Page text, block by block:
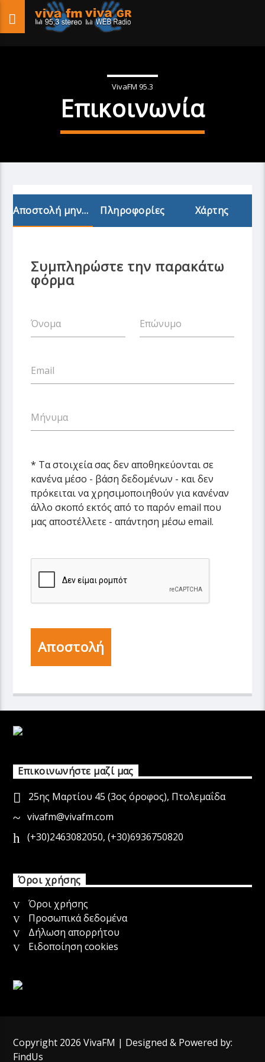
VivaFM 95.3
Επικοινωνία
Αποστολή μηνύματος Πληροφορίες Χάρτης
Συμπληρώστε την παρακάτω
φόρμα
Όνομα Επώνυμο
Email
Μήνυμα
* Τα στοιχεία σας δεν αποθηκεύονται σε
κανένα μέσο - βάση δεδομένων - και δεν
πρόκειται να χρησιμοποιηθούν για κανέναν
άλλο σκοπό εκτός από το παρόν email που
μας αποστέλλετε - απάντηση μέσω email.
Αποστολή
Επικοινωνήστε μαζί μας
25ης Μαρτίου 45 (3ος όροφος), Πτολεμαΐδα
vivafm@vivafm.com
(+30)2463082050, (+30)6936750820
Όροι χρήσης
Όροι χρήσης
Προσωπικά δεδομένα
Δήλωση απορρήτου
Ειδοποίηση cookies
Copyright 2026VivaFM | Designed & Powered by:
FindUs